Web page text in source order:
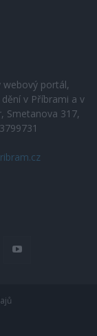
webový portál,
v Příbrami a v
Smetanova 317,